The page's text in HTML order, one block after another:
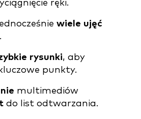
ręki.
wiele ujęć
rysunki, aby
punkty.
multimediów
do list odtwarzania.